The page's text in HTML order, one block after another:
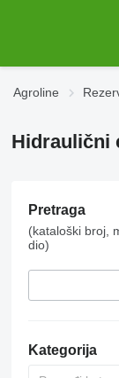
Agroline
Hidraulični
Pretraga
(kataloški broj,
dio)
Kategorija